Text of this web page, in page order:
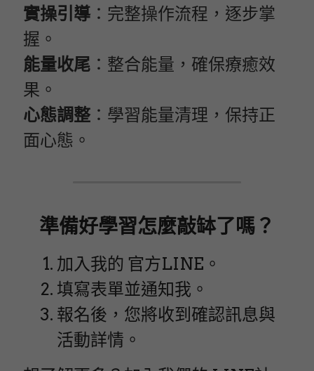
實操引導 ：完整操作流程，逐步掌
握。
能量收尾 ：整合能量，確保療癒效
果。
心態調整 ：學習能量清理，保持正
面心態。
準備好學習怎麼敲缽了嗎？
加入我的 官方LINE。
填寫表單並通知我。
報名後，您將收到確認訊息與
活動詳情。